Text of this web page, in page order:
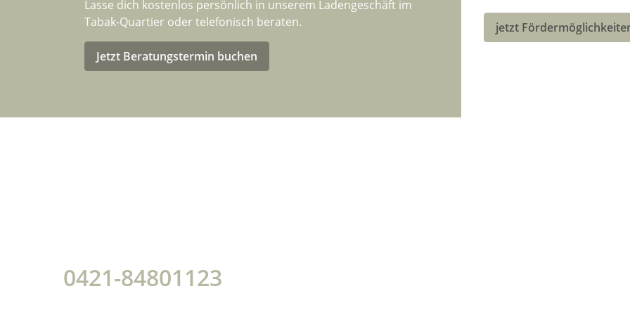
Lasse dich kostenlos persönlich in unserem Ladengeschäft im
Tabak-Quartier oder telefonisch beraten.
Jetzt Beratungstermin buchen
jetzt
0421-84801123